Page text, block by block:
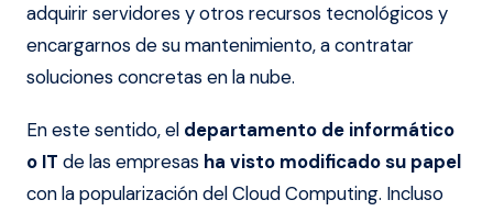
adquirir servidores y otros recursos tecnológicos y
encargarnos de su mantenimiento, a contratar
soluciones concretas en la nube.
En este sentido, el departamento de informático
o IT de las empresas ha visto modificado su papel
con la popularización del Cloud Computing. Incluso